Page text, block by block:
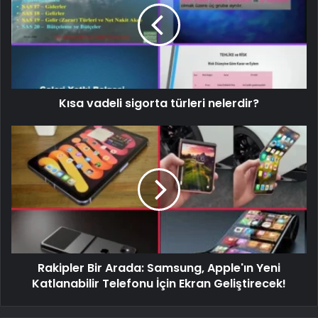
Kısa vadeli sigorta türleri nelerdir?
Rakipler Bir Arada: Samsung, Apple'ın Yeni
Katlanabilir Telefonu İçin Ekran Geliştirecek!